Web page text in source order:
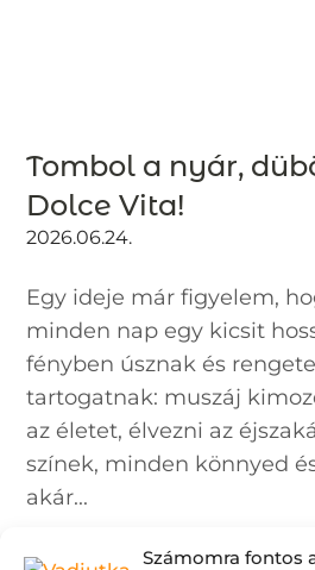
Számomra fontos
Tombol a nyár,
Dolce Vita!
2026.06.24.
Egy ideje már figyelem,
minden nap egy kicsit
fényben úsznak és
tartogatnak: muszáj
az életet, élvezni az
színek, minden könnyed
akár...